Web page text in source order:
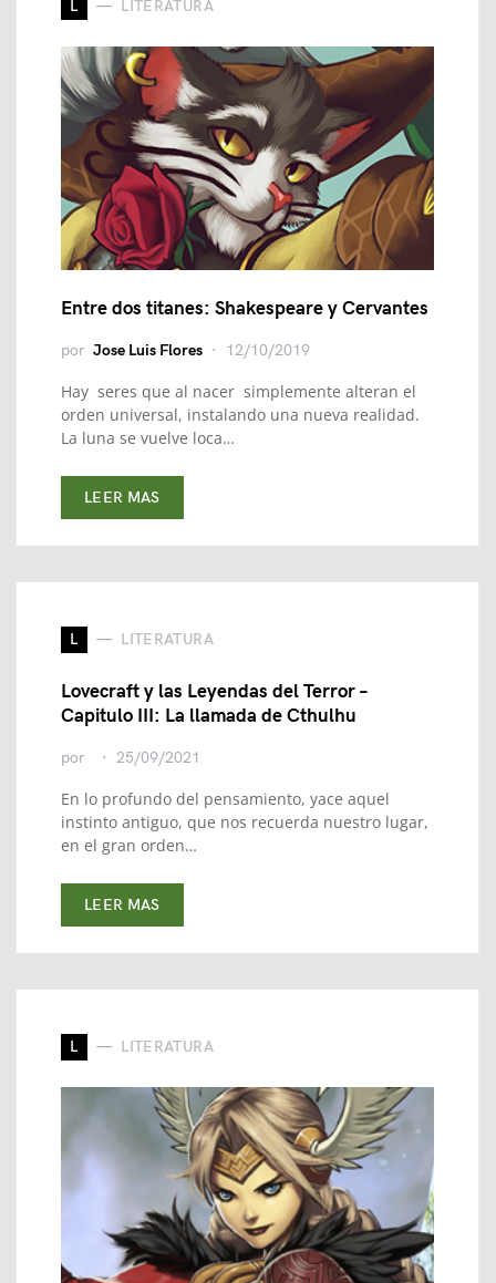
L LITERATURA
Entre dos titanes: Shakespeare y Cervantes
por Jose Luis Flores 12/10/2019
Hay seres que al nacer simplemente alteran el
orden universal, instalando una nueva realidad.
La luna se vuelve loca…
LEER MAS
L LITERATURA
Lovecraft y las Leyendas del Terror –
Capitulo III: La llamada de Cthulhu
por 25/09/2021
En lo profundo del pensamiento, yace aquel
instinto antiguo, que nos recuerda nuestro lugar,
en el gran orden…
LEER MAS
L LITERATURA